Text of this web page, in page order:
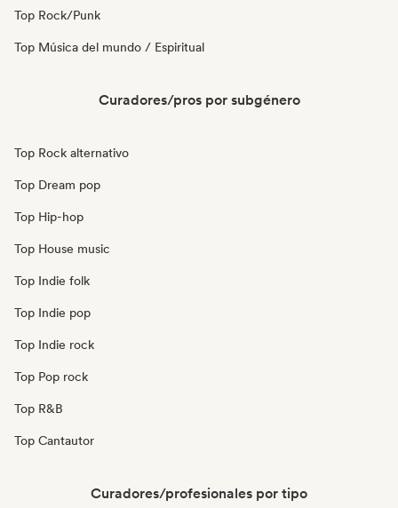
Top Rock/Punk
Top Música del mundo / Espiritual
Curadores/pros por subgénero
Top Rock alternativo
Top Dream pop
Top Hip-hop
Top House music
Top Indie folk
Top Indie pop
Top Indie rock
Top Pop rock
Top R&B
Top Cantautor
Curadores/profesionales por tipo